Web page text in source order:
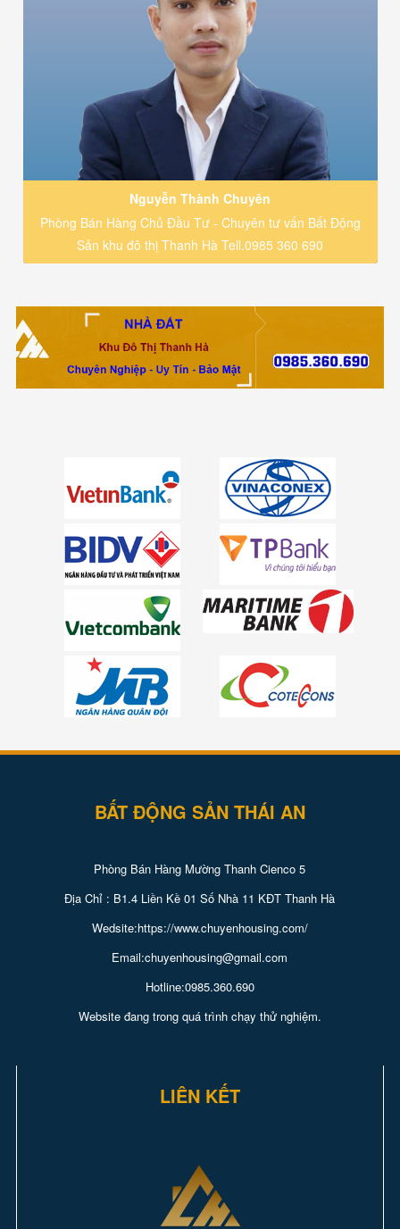
Nguyễn Thành Chuyên
Phòng Bán Hàng Chủ Đầu Tư - Chuyên tư vấn Bất Động
Sản khu đô thị Thanh Hà Tell.0985 360 690
BẤT ĐỘNG SẢN THÁI AN
Phòng Bán Hàng Mường Thanh Cienco 5
Địa Chỉ : B1.4 Liền Kề 01 Số Nhà 11 KĐT Thanh Hà
Wedsite:https://www.chuyenhousing.com/
Email:chuyenhousing@gmail.com
Hotline:0985.360.690
Website đang trong quá trình chạy thử nghiệm.
LIÊN KẾT